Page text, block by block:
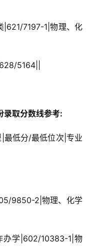
5164||
取分数线参考: